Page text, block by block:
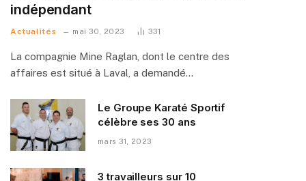
indépendant
Actualités mai 30, 2023 331
La compagnie Mine Raglan, dont le centre des
affaires est situé à Laval, a demandé…
Le Groupe Karaté Sportif
célèbre ses 30 ans
mars 31, 2023
3 travailleurs sur 10